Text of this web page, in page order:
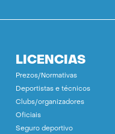
LICENCIAS
Prezos/Normativas
Deportistas e técnicos
Clubs/organizadores
Oficiais
Seguro deportivo